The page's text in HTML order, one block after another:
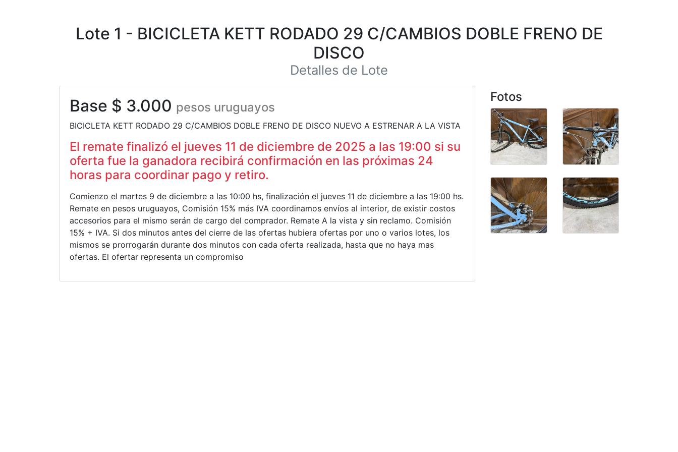
Lote 1 - BICICLETA KETT RODADO 29 C/CAMBIOS DOBLE FRENO DE
DISCO
Detalles de Lote
Base $ 3.000 pesos uruguayos
BICICLETA KETT RODADO 29 C/CAMBIOS DOBLE FRENO DE DISCO NUEVO A ESTRENAR A LA VISTA
El remate finalizó el jueves 11 de diciembre de 2025 a las 19:00 si su
oferta fue la ganadora recibirá confirmación en las próximas 24
horas para coordinar pago y retiro.
Comienzo el martes 9 de diciembre a las 10:00 hs, finalización el jueves 11 de diciembre a las 19:00 hs.
Remate en pesos uruguayos, Comisión 15% más IVA coordinamos envíos al interior, de existir costos
accesorios para el mismo serán de cargo del comprador. Remate A la vista y sin reclamo. Comisión
15% + IVA. Si dos minutos antes del cierre de las ofertas hubiera ofertas por uno o varios lotes, los
mismos se prorrogarán durante dos minutos con cada oferta realizada, hasta que no haya mas
ofertas. El ofertar representa un compromiso
Fotos